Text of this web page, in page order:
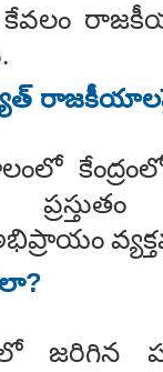
కేవలం
రాజకీయాలపై
జరిగిన